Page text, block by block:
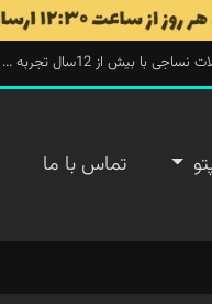
از 12سال تجربه ...
تماس با ما